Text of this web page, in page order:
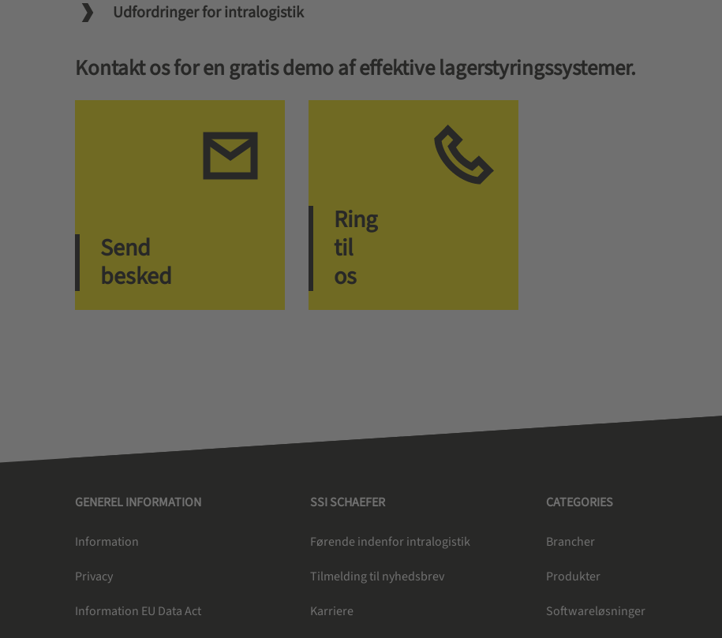
Udfordringer for intralogistik
Kontakt os for en gratis demo af effektive lagerstyringssystemer.
Send
besked
Ring
til
os
GENEREL INFORMATION
Information
Privacy
Information EU Data Act
SSI SCHAEFER
Førende indenfor intralogistik
Tilmelding til nyhedsbrev
Karriere
CATEGORIES
Brancher
Produkter
Softwareløsninger